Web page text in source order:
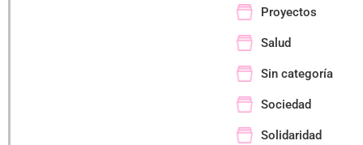
Proyectos
Salud
Sin categoría
Sociedad
Solidaridad